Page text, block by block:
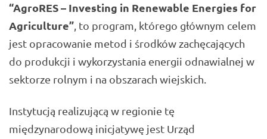
“AgroRES – Investing in Renewable Energies for
Agriculture”, to program, którego głównym celem
jest opracowanie metod i środków zachęcających
do produkcji i wykorzystania energii odnawialnej w
sektorze rolnym i na obszarach wiejskich.
Instytucją realizującą w regionie tę
międzynarodową inicjatywę jest Urząd